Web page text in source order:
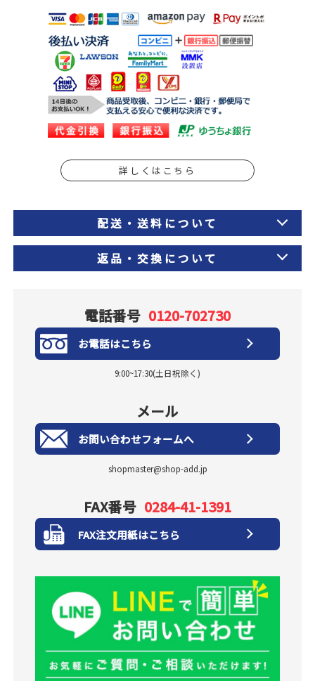
詳しくはこちら
配送・送料について
返品・交換について
電話番号 0120-702730
お電話はこちら
9:00~17:30(土日祝除く)
メール
お問い合わせフォームへ
shopmaster@shop-add.jp
FAX番号 0284-41-1391
FAX注文用紙はこちら